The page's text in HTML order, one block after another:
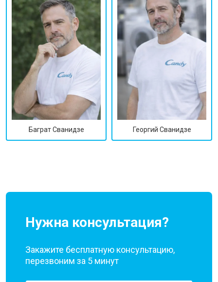
Баграт Сванидзе Георгий Сванидзе
Нужна консультация?
Закажите бесплатную консультацию,
перезвоним за 5 минут